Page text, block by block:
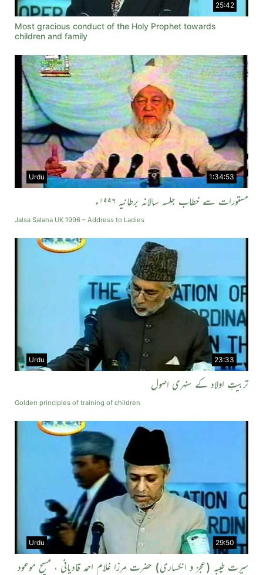
25:42
Most gracious conduct of the Holy Prophet towards
children and family
1:34:53
Urdu
مستورات سے خطاب جلسہ سالانہ برطانیہ ۱۹۹۶ء
Jalsa Salana UK 1996 – Address to Ladies
23:33
Urdu
تربیتِ اولاد کے سنہری اصول
Golden principles of training of children
29:50
Urdu
سیرت طیبہ (عجز و انکساری) حضرت مرزا غلام احمد قادیانی ، مسیح موعود